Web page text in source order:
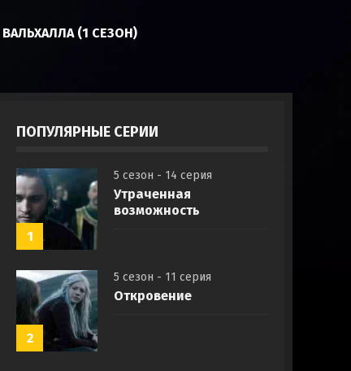
ВАЛЬХАЛЛА (1 СЕЗОН)
ПОПУЛЯРНЫЕ СЕРИИ
1
5 сезон - 14 серия
Утраченная
возможность
2
5 сезон - 11 серия
Откровение